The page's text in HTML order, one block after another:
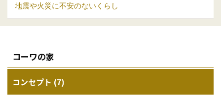
地震や火災に不安のないくらし
コーワの家
コンセプト (7)